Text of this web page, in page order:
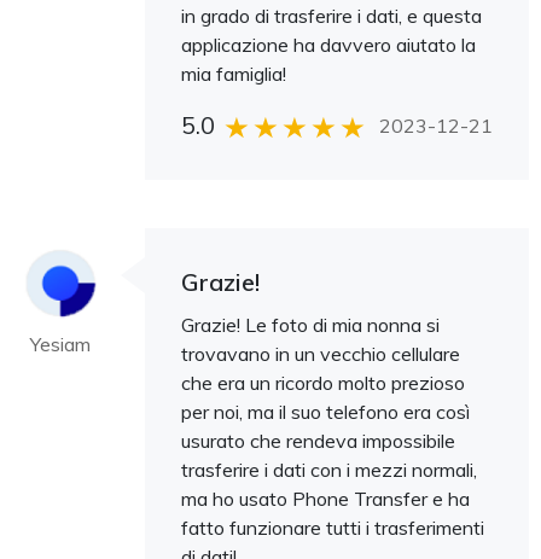
in grado di trasferire i dati, e questa
applicazione ha davvero aiutato la
mia famiglia!
5.0 2023-12-21
Yesiam
Grazie!
Grazie! Le foto di mia nonna si
trovavano in un vecchio cellulare
che era un ricordo molto prezioso
per noi, ma il suo telefono era così
usurato che rendeva impossibile
trasferire i dati con i mezzi normali,
ma ho usato Phone Transfer e ha
fatto funzionare tutti i trasferimenti